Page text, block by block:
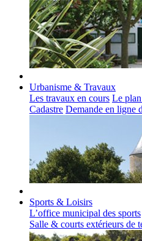
Urbanisme & Travaux
Les travaux en cours Le
Cadastre Demande en ligne
Sports & Loisirs
L’office municipal des sports
Salle & courts extérieurs de